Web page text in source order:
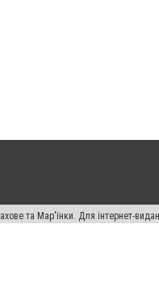
та Мар'їнки. Для інтернет-